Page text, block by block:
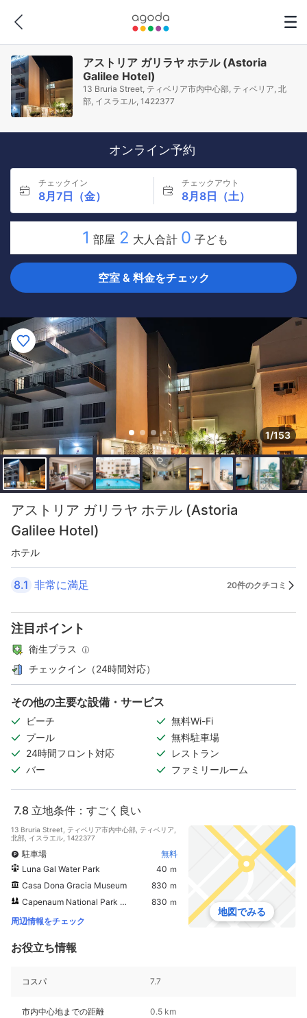
アストリア ガリラヤ ホテル (Astoria
Galilee Hotel)
13 Bruria Street, ティベリア市内中心部, ティベリア, 北
部, イスラエル, 1422377
オンライン予約
チェックイン
8月7日（金）
チェックアウト
8月8日（土）
1 部屋 2 大人合計 0 子ども
空室 & 料金をチェック
1/153
アストリア ガリラヤ ホテル (Astoria
Galilee Hotel)
ホテル
8.1 非常に満足 20件のクチコミ
注目ポイント
衛生プラス
チェックイン（24時間対応）
その他の主要な設備・サービス
ビーチ
無料Wi-Fi
プール
無料駐車場
24時間フロント対応
レストラン
バー
ファミリールーム
7.8 立地条件：すごく良い
13 Bruria Street, ティベリア市内中心部, ティベリア,
北部, イスラエル, 1422377
駐車場
無料
Luna Gal Water Park
40 ｍ
Casa Dona Gracia Museum
830 ｍ
Capenaum National Park (Kfar Nahum)
830 ｍ
周辺情報をチェック
地図でみる
お役立ち情報
コスパ 7.7
市内中心地までの距離 0.5 km